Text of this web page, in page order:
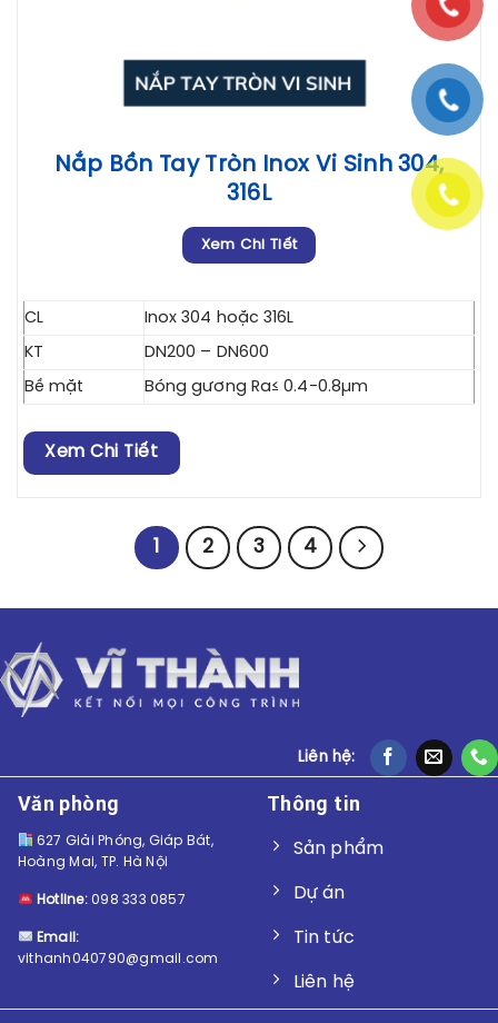
Nắp Bồn Tay Tròn Inox Vi Sinh 304,
316L
Xem Chi Tiết
CL
Inox 304 hoặc 316L
KT
DN200 – DN600
Bề mặt
Bóng gương Ra≤ 0.4-0.8µm
Xem Chi Tiết
1 2 3 4
Liên hệ:
Văn phòng
627 Giải Phóng, Giáp Bát,
Hoàng Mai, TP. Hà Nội
Hotline:098 333 0857
Email:
vithanh040790@gmail.com
Thông tin
Sản phẩm
Dự án
Tin tức
Liên hệ